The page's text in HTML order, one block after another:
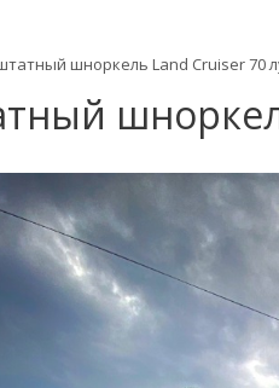
шноркель Land Cruiser 70